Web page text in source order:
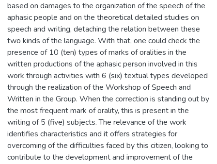
based on damages to the organization of the speech of the
aphasic people and on the theoretical detailed studies on
speech and writing, detaching the relation between these
two kinds of the language. With that, one could check the
presence of 10 (ten) types of marks of oralities in the
written productions of the aphasic person involved in this
work through activities with 6 (six) textual types developed
through the realization of the Workshop of Speech and
Written in the Group. When the correction is standing out by
the most frequent mark of orality, this is present in the
writing of 5 (five) subjects. The relevance of the work
identifies characteristics and it offers strategies for
overcoming of the difficulties faced by this citizen, looking to
contribute to the development and improvement of the